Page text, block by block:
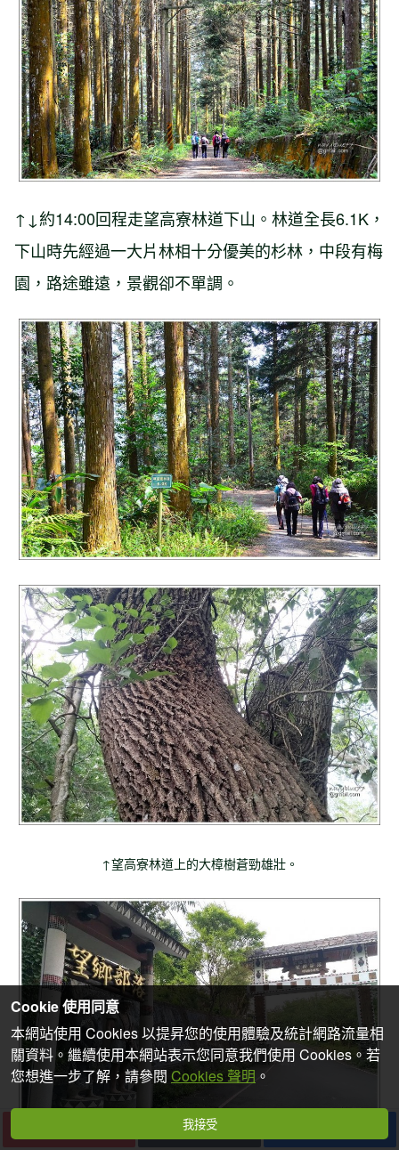
↑↓約14:00回程走望高寮林道下山。林道全長6.1K，
下山時先經過一大片林相十分優美的杉林，中段有梅
園，路途雖遠，景觀卻不單調。
↑望高寮林道上的大樟樹蒼勁雄壯。
下一篇
Cookie 使用同意
本網站使用 Cookies 以提昇您的使用體驗及統計網路流量相
關資料。繼續使用本網站表示您同意我們使用 Cookies。若
您想進一步了解，請參閱 Cookies 聲明 。
我接受